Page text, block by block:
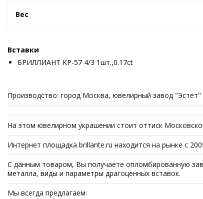
Вес
Вставки
БРИЛЛИАНТ КР-57 4/3 1шт.,0.17ct
Производство: город Москва, ювелирный завод "Эстет"
На этом ювелирном украшении стоит оттиск
Интернет площадка brillante.ru находится на рынке с
С данным товаром, Вы получаете опломбированную
металла, виды и параметры драгоценных вставок.
Мы всегда предлагаем: